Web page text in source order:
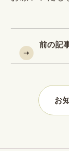
前の記
お